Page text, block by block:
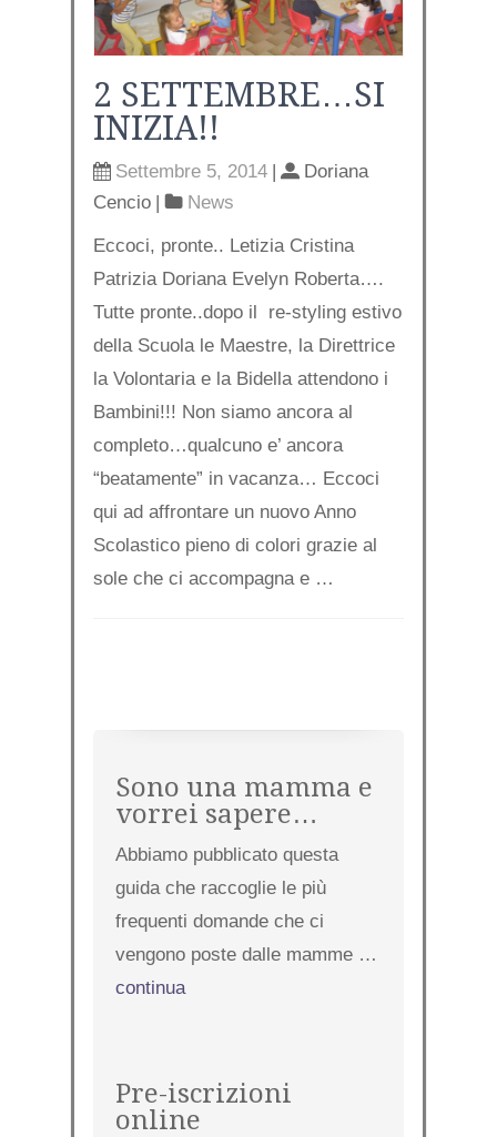
2 SETTEMBRE…SI
INIZIA!!
Settembre 5, 2014 |
Doriana
Cencio | News
Eccoci, pronte.. Letizia Cristina
Patrizia Doriana Evelyn Roberta….
Tutte pronte..dopo il re-styling estivo
della Scuola le Maestre, la Direttrice
la Volontaria e la Bidella attendono i
Bambini!!! Non siamo ancora al
completo…qualcuno e’ ancora
“beatamente” in vacanza… Eccoci
qui ad affrontare un nuovo Anno
Scolastico pieno di colori grazie al
sole che ci accompagna e …
Sono una mamma e
vorrei sapere…
Abbiamo pubblicato questa
guida che raccoglie le più
frequenti domande che ci
vengono poste dalle mamme …
continua
Pre-iscrizioni
online